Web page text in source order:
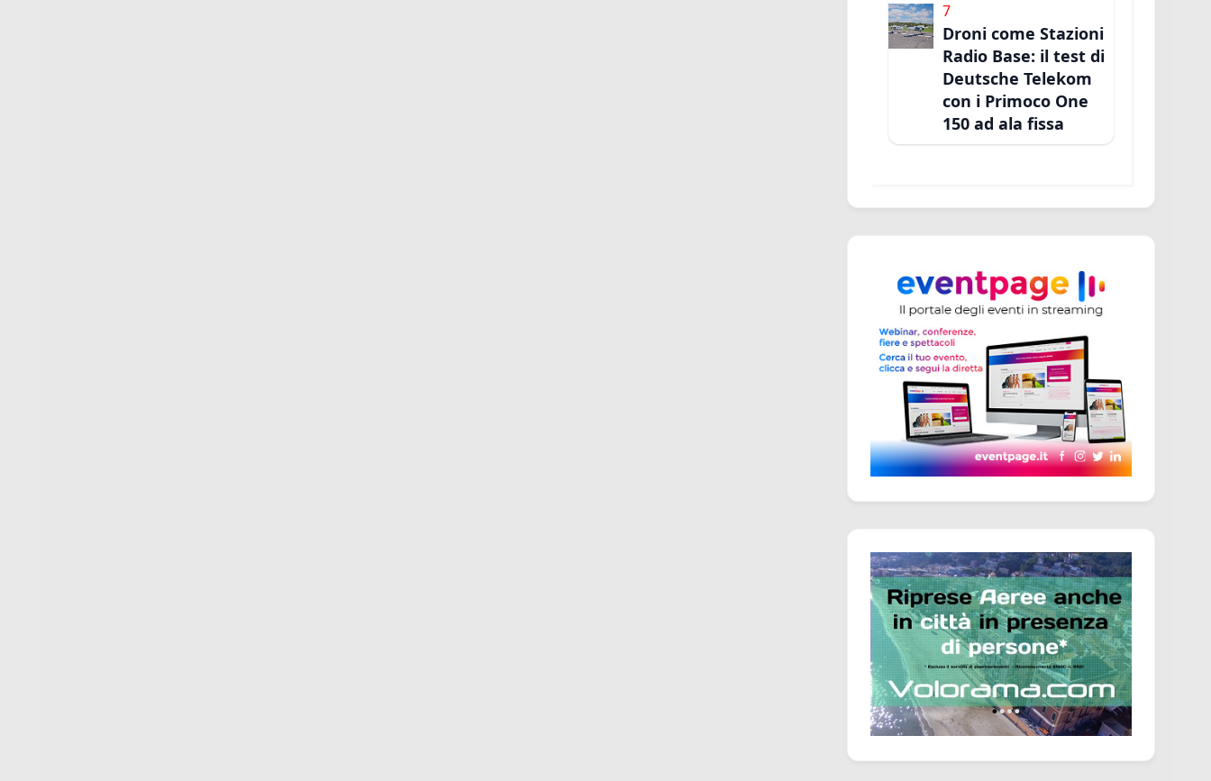
7
Droni come Stazioni
Radio Base: il test di
Deutsche Telekom
con i Primoco One
150 ad ala fissa